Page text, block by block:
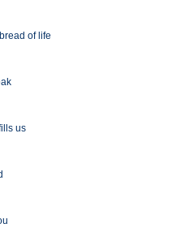
of life
us